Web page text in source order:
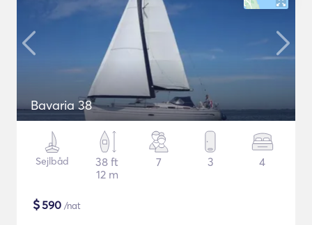
Bavaria 38
Sejlbåd
38 ft
12 m
7 3 4
$590 /nat